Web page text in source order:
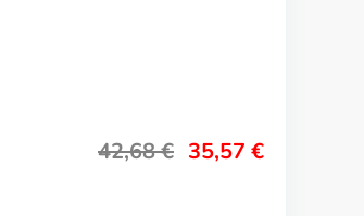
42,68€ 35,57 €